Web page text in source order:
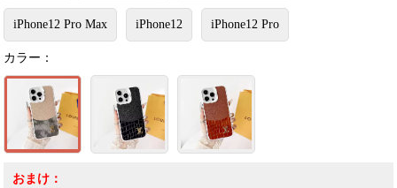
iPhone12 Pro Max iPhone12 iPhone12 Pro
カラー：
おまけ：